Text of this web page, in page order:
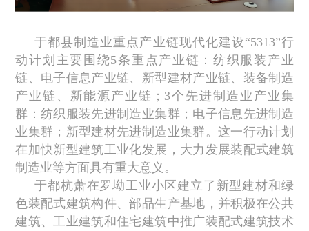
于都县制造业重点产业链现代化建设“5313”行
动计划主要围绕5条重点产业链：纺织服装产业
链、电子信息产业链、新型建材产业链、装备制造
产业链、新能源产业链；3个先进制造业产业集
群：纺织服装先进制造业集群；电子信息先进制造
业集群；新型建材先进制造业集群。这一行动计划
在加快新型建筑工业化发展，大力发展装配式建筑
制造业等方面具有重大意义。
于都杭萧在罗坳工业小区建立了新型建材和绿
色装配式建筑构件、部品生产基地，并积极在公共
建筑、工业建筑和住宅建筑中推广装配式建筑技术